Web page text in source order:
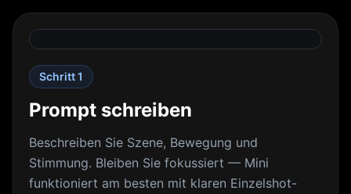
Schritt 1
Prompt schreiben
Beschreiben Sie Szene, Bewegung und
Stimmung. Bleiben Sie fokussiert — Mini
funktioniert am besten mit klaren Einzelshot-